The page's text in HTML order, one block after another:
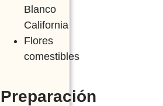
Blanco
California
Flores
comestibles
Preparación